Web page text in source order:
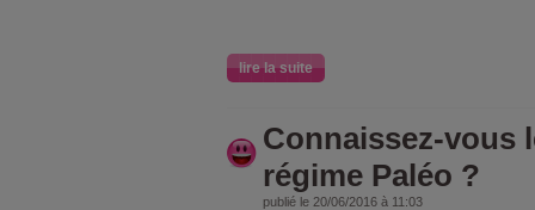
lire la suite
Connaissez-vous
régime Paléo ?
publié le 20/06/2016 à 11:03